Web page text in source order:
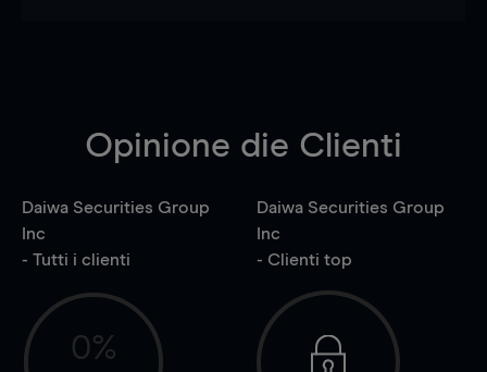
Opinione die Clienti
Daiwa Securities Group
Inc
- Tutti i clienti
0%
Daiwa Securities Group
Inc
- Clienti top